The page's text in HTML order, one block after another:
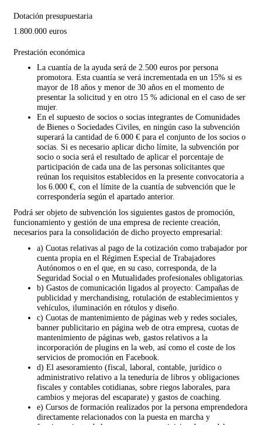
Dotación presupuestaria
1.800.000 euros
Prestación económica
La cuantía de la ayuda será de 2.500 euros por persona
promotora. Esta cuantía se verá incrementada en un 15% si es
mayor de 18 años y menor de 30 años en el momento de
presentar la solicitud y en otro 15 % adicional en el caso de ser
mujer.
En el supuesto de socios o socias integrantes de Comunidades
de Bienes o Sociedades Civiles, en ningún caso la subvención
superará la cantidad de 6.000 € para el conjunto de los socios o
socias. Si es necesario aplicar dicho límite, la subvención por
socio o socia será el resultado de aplicar el porcentaje de
participación de cada una de las personas solicitantes que
reúnan los requisitos establecidos en la presente convocatoria a
los 6.000 €, con el límite de la cuantía de subvención que le
correspondería según el apartado anterior.
Podrá ser objeto de subvención los siguientes gastos de promoción,
funcionamiento y gestión de una empresa de reciente creación,
necesarios para la consolidación de dicho proyecto empresarial:
a) Cuotas relativas al pago de la cotización como trabajador por
cuenta propia en el Régimen Especial de Trabajadores
Autónomos o en el que, en su caso, corresponda, de la
Seguridad Social o en Mutualidades profesionales obligatorias.
b) Gastos de comunicación ligados al proyecto: Campañas de
publicidad y merchandising, rotulación de establecimientos y
vehículos, iluminación en rótulos y diseño.
c) Cuotas de mantenimiento de páginas web y redes sociales,
banner publicitario en página web de otra empresa, cuotas de
mantenimiento de páginas web, gastos relativos a la
incorporación de plugins en la web, así como el coste de los
servicios de promoción en Facebook.
d) El asesoramiento (fiscal, laboral, contable, jurídico o
administrativo relativo a la teneduría de libros y obligaciones
fiscales y contables cotidianas, sobre riegos laborales, para
cambios y mejoras del escaparate) y gastos de coaching.
e) Cursos de formación realizados por la persona emprendedora
directamente relacionados con la puesta en marcha y